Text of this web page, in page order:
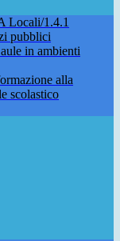
Locali/1.4.1
pubblici
in ambienti
alla
scolastico